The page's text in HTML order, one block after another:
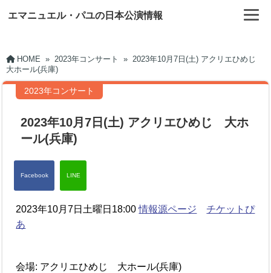
エマニュエル・パユの日本公演情報
HOME » 2023年コンサート » 2023年10月7日(土) アクリエひめじ
大ホール(兵庫)
2023年コンサート
2023年10月7日(土) アクリエひめじ 大ホ
ール(兵庫)
2023年10月7日土曜日18:00情報源ページ
チケットぴ
あ
会場: アクリエひめじ 大ホール(兵庫)